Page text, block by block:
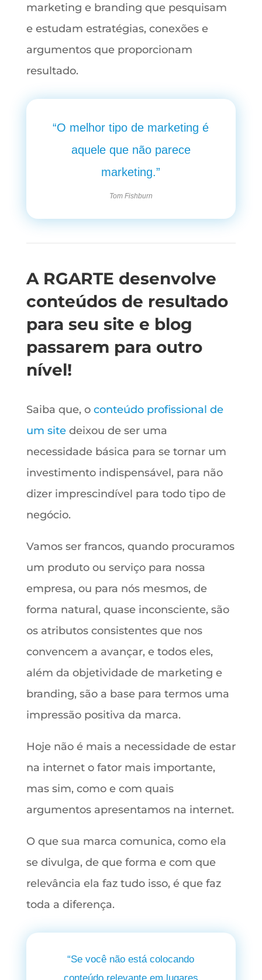
marketing e branding que pesquisam
e estudam estratégias, conexões e
argumentos que proporcionam
resultado.
“O melhor tipo de marketing é
aquele que não parece
marketing.”
Tom Fishburn
A RGARTE desenvolve
conteúdos de resultado
para seu site e blog
passarem para outro
nível!
Saiba que, o conteúdo profissional de
um sitedeixou de ser uma
necessidade básica para se tornar um
investimento indispensável, para não
dizer imprescindível para todo tipo de
negócio.
Vamos ser francos, quando procuramos
um produto ou serviço para nossa
empresa, ou para nós mesmos, de
forma natural, quase inconsciente, são
os atributos consistentes que nos
convencem a avançar, e todos eles,
além da objetividade de marketing e
branding, são a base para termos uma
impressão positiva da marca.
Hoje não é mais a necessidade de estar
na internet o fator mais importante,
mas sim, como e com quais
argumentos apresentamos na internet.
O que sua marca comunica, como ela
se divulga, de que forma e com que
relevância ela faz tudo isso, é que faz
toda a diferença.
“Se você não está colocando